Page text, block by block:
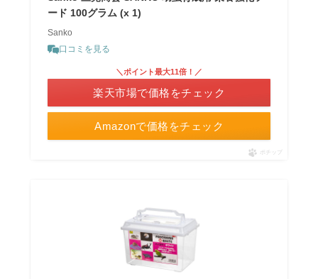
ード 100グラム (x 1)
Sanko
口コミを見る
Amazonで価格をチェック
＼ポイント最大11倍！／
楽天市場で価格をチェック
ポチップ